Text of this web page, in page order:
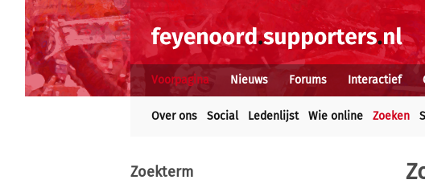
Voorpagina Nieuws Forums Interactief
Over ons Social Ledenlijst Wie online Zoeken
Zoekterm